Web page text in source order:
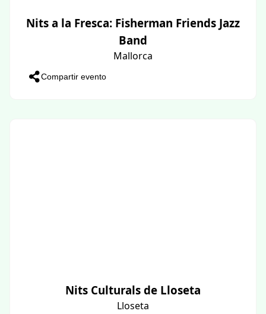
Nits a la Fresca: Fisherman Friends Jazz
Band
Mallorca
Compartir evento
Nits Culturals de Lloseta
Lloseta